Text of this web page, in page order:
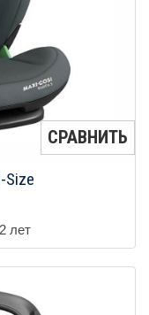
СРАВНИТЬ
Size
лет